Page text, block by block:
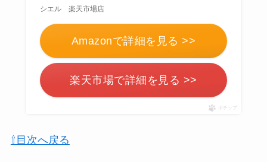
シエル 楽天市場店
Amazonで詳細を見る >>
楽天市場で詳細を見る >>
ポチップ
⇧目次へ戻る